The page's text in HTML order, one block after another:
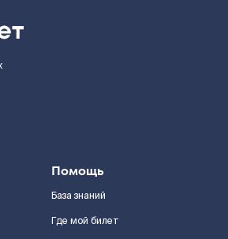
Помощь
База знаний
Где мой билет